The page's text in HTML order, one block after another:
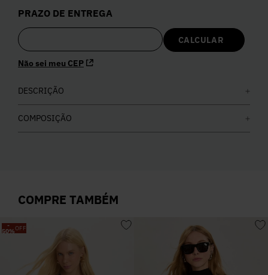
PRAZO DE ENTREGA
Não sei meu CEP
DESCRIÇÃO
COMPOSIÇÃO
COMPRE TAMBÉM
-
50%OFF
5º Calça
7º Vestidos
10º Vestido Branco